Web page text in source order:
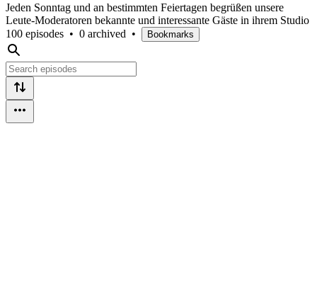
Jeden Sonntag und an bestimmten Feiertagen begrüßen unsere
Leute-Moderatoren bekannte und interessante Gäste in ihrem Studio
100 episodes • 0 archived • Bookmarks